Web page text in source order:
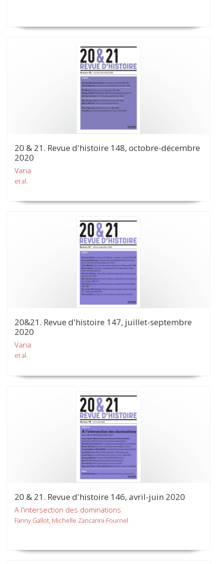
20 & 21. Revue d'histoire 148, octobre-décembre
2020
Varia
et al.
20&21. Revue d'histoire 147, juillet-septembre
2020
Varia
et al.
20 & 21. Revue d'histoire 146, avril-juin 2020
A l'intersection des dominations
Fanny Gallot, Michelle Zancarini-Fournel